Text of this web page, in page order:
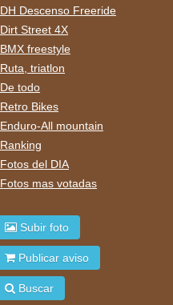
DH Descenso Freeride
Dirt Street 4X
BMX freestyle
Ruta, triatlon
De todo
Retro Bikes
Enduro-All mountain
Ranking
Fotos del DIA
Fotos mas votadas
Subir foto
Publicar aviso
Buscar